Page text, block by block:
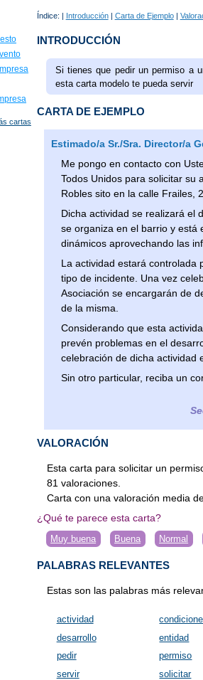
Índice: | Introducción| Carta de Ejemplo|
INTRODUCCIÓN
Si tienes que pedir un permiso a
esta carta modelo te pueda servir
CARTA DE EJEMPLO
Estimado/a Sr./Sra. Director/a
Me pongo en contacto con
Todos Unidos para solicitar su
Robles sito en la calle Frailes,
Dicha actividad se realizará el
se organiza en el barrio y está
dinámicos aprovechando las
La actividad estará controlada
tipo de incidente. Una vez
Asociación se encargarán de
de la misma.
Considerando que esta
prevén problemas en el
celebración de dicha actividad
Sin otro particular, reciba un
VALORACIÓN
Esta carta para solicitar un
81 valoraciones.
Carta con una valoración media
¿Qué te parece esta carta?
Muy buena Buena Normal
PALABRAS RELEVANTES
Estas son las palabras más
actividad
desarrollo
entidad
pedir
permiso
servir
solicitar
cartas